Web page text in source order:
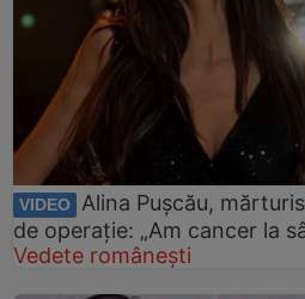
VIDEO Alina Pușcău,
de operație: „Am cancer la
Vedete românești